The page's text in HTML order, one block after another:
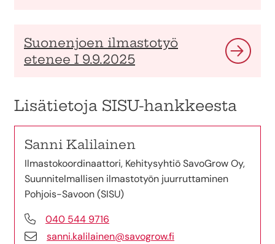
Suonenjoen ilmastotyö
etenee I 9.9.2025
Lisätietoja SISU-hankkeesta
Sanni Kalilainen
Ilmastokoordinaattori, Kehitysyhtiö SavoGrow Oy,
Suunnitelmallisen ilmastotyön juurruttaminen
Pohjois-Savoon (SISU)
040 544 9716
sanni.kalilainen@savogrow.fi